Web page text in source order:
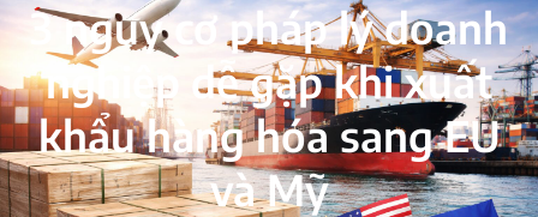
3 nguy cơ pháp lý doanh
nghiệp dễ gặp khi xuất
khẩu hàng hóa sang EU
và Mỹ